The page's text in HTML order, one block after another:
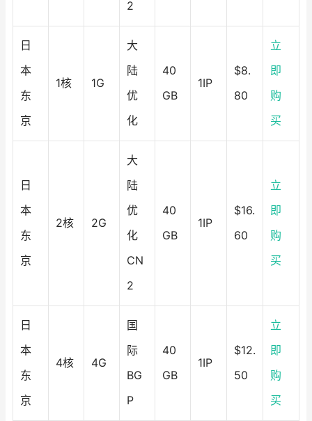
2
日
本
东
京
1核 1G
大
陆
优
化
40
GB
1IP
$8.
80
立
即
购
买
日
本
东
京
2核 2G
大
陆
优
化
CN
2
40
GB
1IP
$16.
60
立
即
购
买
日
本
东
京
4核 4G
国
际
BG
P
40
GB
1IP
$12.
50
立
即
购
买